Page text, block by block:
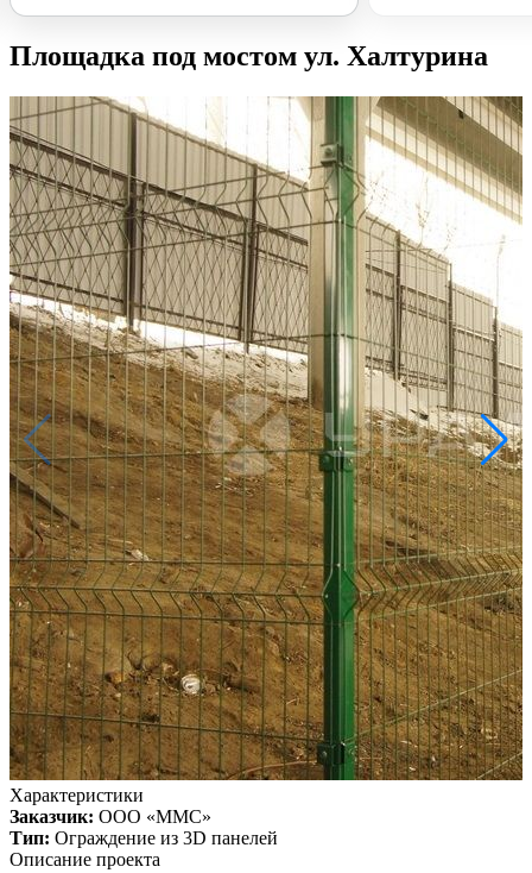
Площадка под мостом ул. Халтурина
Характеристики
Заказчик: ООО «ММС»
Тип: Ограждение из 3D панелей
Описание проекта